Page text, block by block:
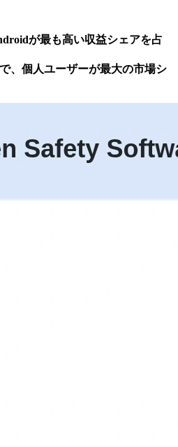
が最も高い収益シェアを占
、個人ユーザーが最大の市場シ